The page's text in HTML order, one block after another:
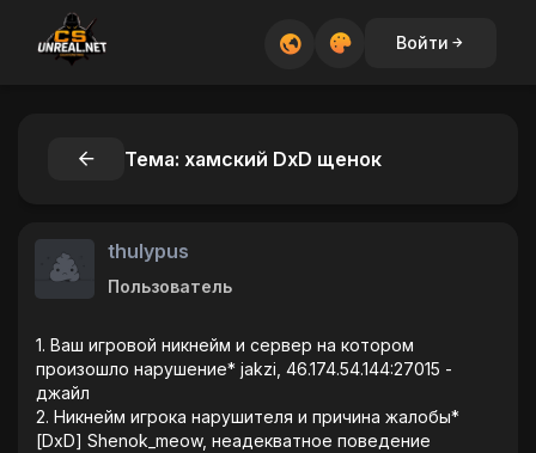
Войти
Тема: хамский DxD щенок
thulypus
Пользователь
1. Ваш игровой никнейм и сервер на котором
произошло нарушение* jakzi, 46.174.54.144:27015 -
джайл
2. Никнейм игрока нарушителя и причина жалобы*
[DxD] Shenok_meow, неадекватное поведение